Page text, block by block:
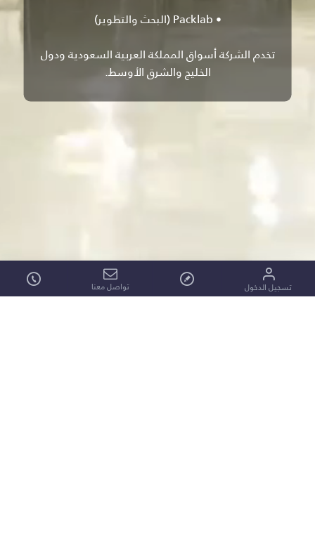
• Packlab (البحث والتطوير)
تخدم الشركة أسواق المملكة العربية السعودية ودول
الخليج والشرق الأوسط.
تسجيل الدخول تواصل معنا